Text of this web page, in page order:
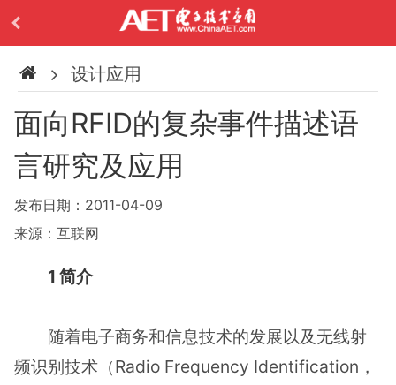
设计应用
面向RFID的复杂事件描述语
言研究及应用
发布日期：2011-04-09
来源：互联网
1 简介
随着电子商务和信息技术的发展以及无线射
频识别技术（Radio Frequency Identification，